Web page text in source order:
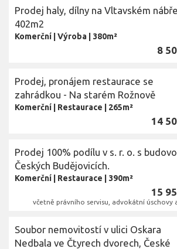
Prodej haly, dílny na Vltavském
402m2
Komerční Výroba 380m²
8
Prodej, pronájem restaurace se
zahrádkou - Na starém Rožnově
Komerční Restaurace 265m²
14
Prodej 100% podílu v s. r. o. s
Českých Budějovicích.
Komerční Restaurace 390m²
15
včetně právního servisu, advokátní úschovy
Soubor nemovitostí v ulici Oskara
Nedbala ve Čtyrech dvorech, České